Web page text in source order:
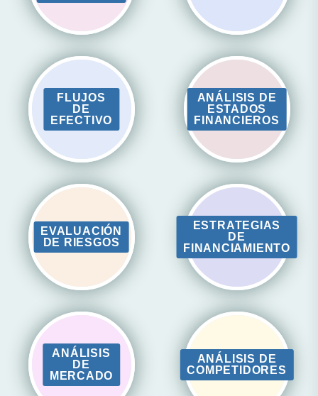
FLUJOS
DE
EFECTIVO
ANÁLISIS DE
ESTADOS
FINANCIEROS
EVALUACIÓN
DE RIESGOS
ESTRATEGIAS
DE
FINANCIAMIENTO
ANÁLISIS
DE
MERCADO
ANÁLISIS DE
COMPETIDORES